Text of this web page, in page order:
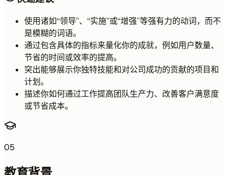
使用诸如“领导”、“实施”或“增强”等强有力的动词，而不
是模糊的词语。
通过包含具体的指标来量化你的成就，例如用户数量、
节省的时间或效率的提高。
突出能够展示你独特技能和对公司成功的贡献的项目和
计划。
描述你如何通过工作提高团队生产力、改善客户满意度
或节省成本。
05